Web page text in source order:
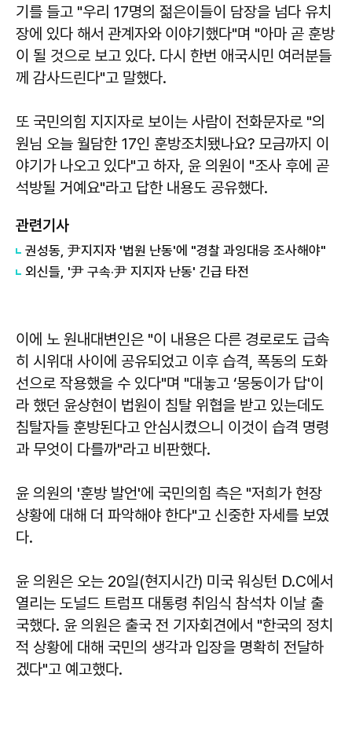
기를 들고 "우리 17명의 젊은이들이 담장을 넘다 유치
장에 있다 해서 관계자와 이야기했다"며 "아마 곧 훈방
이 될 것으로 보고 있다. 다시 한번 애국시민 여러분들
께 감사드린다"고 말했다.
또 국민의힘 지지자로 보이는 사람이 전화문자로 "의
원님 오늘 월담한 17인 훈방조치됐나요? 모금까지 이
야기가 나오고 있다"고 하자, 윤 의원이 "조사 후에 곧
석방될 거예요"라고 답한 내용도 공유했다.
관련기사
권성동, 尹지지자 '법원 난동'에 "경찰 과잉대응 조사해야"
외신들, '尹 구속·尹 지지자 난동' 긴급 타전
이에 노 원내대변인은 "이 내용은 다른 경로로도 급속
히 시위대 사이에 공유되었고 이후 습격, 폭동의 도화
선으로 작용했을 수 있다"며 "대놓고 ‘몽둥이가 답'이
라 했던 윤상현이 법원이 침탈 위협을 받고 있는데도
침탈자들 훈방된다고 안심시켰으니 이것이 습격 명령
과 무엇이 다를까"라고 비판했다.
윤 의원의 '훈방 발언'에 국민의힘 측은 "저희가 현장
상황에 대해 더 파악해야 한다"고 신중한 자세를 보였
다.
윤 의원은 오는 20일(현지시간) 미국 워싱턴 D.C에서
열리는 도널드 트럼프 대통령 취임식 참석차 이날 출
국했다. 윤 의원은 출국 전 기자회견에서 "한국의 정치
적 상황에 대해 국민의 생각과 입장을 명확히 전달하
겠다"고 예고했다.